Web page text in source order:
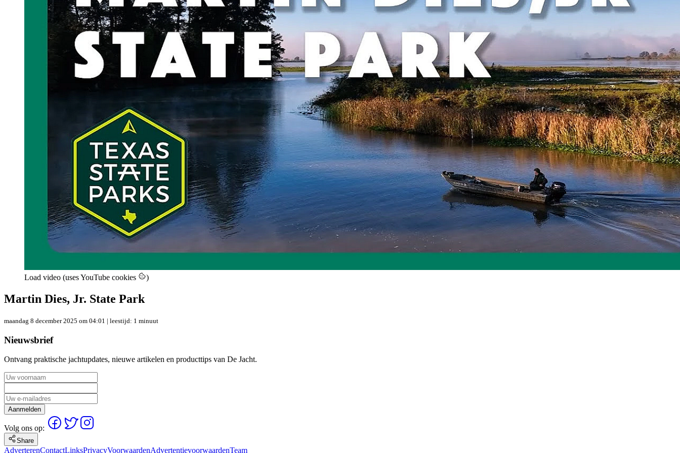
Load video (uses YouTube cookies )
Martin Dies, Jr. State Park
maandag 8 december 2025 om 04:01 | leestijd: 1 minuut
Nieuwsbrief
Ontvang praktische jachtupdates, nieuwe artikelen en producttips van De Jacht.
Aanmelden
Volg ons op:
Share
AdverterenContactLinksPrivacyVoorwaardenAdvertentievoorwaardenTeam